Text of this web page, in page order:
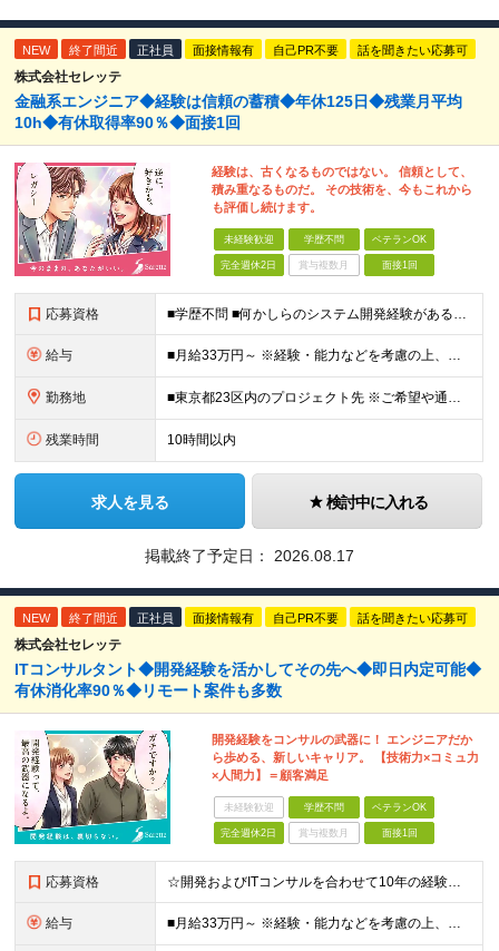
NEW 終了間近 正社員 面接情報有 自己PR不要 話を聞きたい応募可
株式会社セレッテ
金融系エンジニア◆経験は信頼の蓄積◆年休125日◆残業月平均
10h◆有休取得率90％◆面接1回
経験は、古くなるものではない。 信頼として、
積み重なるものだ。 その技術を、今もこれから
も評価し続けます。
未経験歓迎 学歴不問 ベテランOK
完全週休2日 賞与複数月 面接1回
応募資格 ■学歴不問 ■何かしらのシステム開発経験がある方(2年以上・ジャンル不問) 【活かせる経験・スキル】 基本設計までの開発経験がある方なら即戦力として活躍いただけます。 【特に活かせるスキル】 ・J
給与 ■月給33万円～ ※経験・能力などを考慮の上、当社規定により優遇します。 ※上記にはみなし残業代(25時間分5万2563円)を含みます。25時間を超える残業には別途全額残業代を支給します。 ◎通勤
勤務地 ■東京都23区内のプロジェクト先 ※ご希望や通勤時間を考慮して、配属先を決定します。 【本社】 東京都新宿区西新宿4-10-19 3階 ＼オフィス移転！デスクも心機一転アップデート！／ 全席
残業時間 10時間以内
求人を見る 検討中に入れる
掲載終了予定日： 2026.08.17
NEW 終了間近 正社員 面接情報有 自己PR不要 話を聞きたい応募可
株式会社セレッテ
ITコンサルタント◆開発経験を活かしてその先へ◆即日内定可能◆
有休消化率90％◆リモート案件も多数
開発経験をコンサルの武器に！ エンジニアだか
ら歩める、新しいキャリア。 【技術力×コミュ力
×人間力】＝顧客満足
未経験歓迎 学歴不問 ベテランOK
完全週休2日 賞与複数月 面接1回
応募資格 ☆開発およびITコンサルを合わせて10年の経験者は最大限に評価します！ ■学歴不問 ■以下いずれかの経験をお持ちの方 ┗システム開発の経験（2年以上） ┗インフラ設計or構築経験（2年以上） ┗PMo
給与 ■月給33万円～ ※経験・能力などを考慮の上、当社規定により優遇します。 ※上記にはみなし残業代(25時間分3万8325円～)を含みます。25時間を超える残業には別途全額残業代を支給します。 ◎